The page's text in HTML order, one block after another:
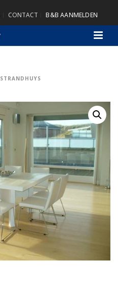
CONTACT B&B AANMELDEN
STRANDHUYS